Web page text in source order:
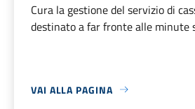
Cura la gestione del servizio di
destinato a far fronte alle minute
VAI ALLA PAGINA